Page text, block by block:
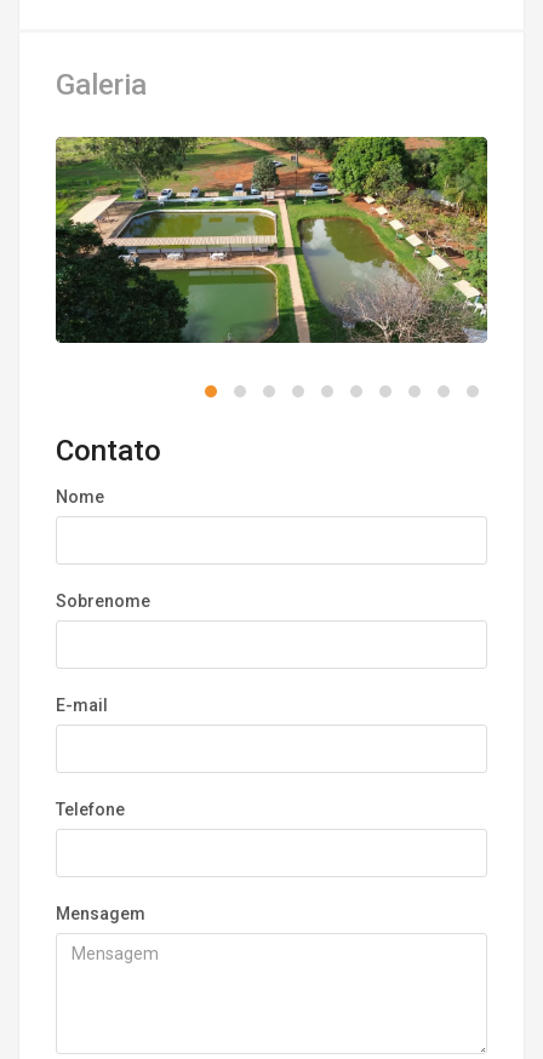
Galeria
Contato
Nome
Sobrenome
E-mail
Telefone
Mensagem